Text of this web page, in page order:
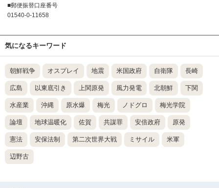
■郵便振替口座番号
01540-0-11658
気になるキーワード
朝鮮戦争 オスプレイ 地震 米国政府 自衛隊 長崎
広島 以東底引き 上関原発 風力発電 北朝鮮 下関
水産業 沖縄 原水爆 梅光 ノドグロ 梅光学院
論壇 地球温暖化 佐賀 共謀罪 安倍政府 原発
憲法 安保法制 第二次世界大戦 ミサイル 米軍
辺野古